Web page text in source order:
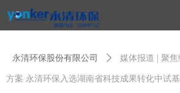
永清环保股份有限公司 ꄲ 媒体报道 | 聚
方案 永清环保入选湖南省科技成果转化中试